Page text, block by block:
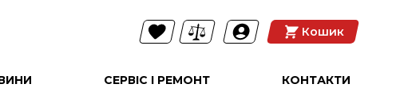
Кошик
СЕРВІС І РЕМОНТ КОНТАКТИ